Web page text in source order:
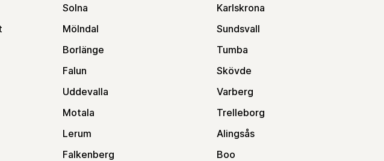
Solna
Karlskrona
Mölndal
Sundsvall
Borlänge
Tumba
Falun
Skövde
Uddevalla
Varberg
Motala
Trelleborg
Lerum
Alingsås
Falkenberg
Boo